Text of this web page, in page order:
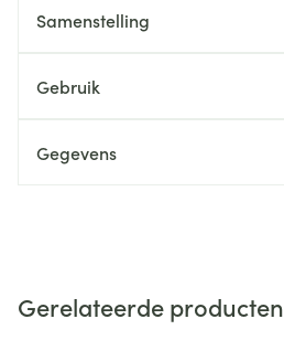
Samenstelling
Gebruik
Gegevens
Gerelateerde producten